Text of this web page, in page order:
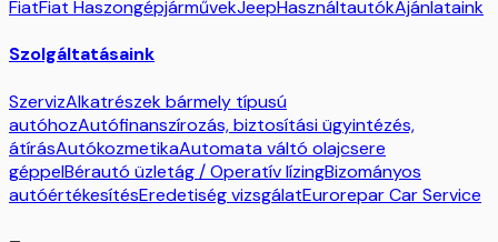
FiatFiat HaszongépjárművekJeepHasználtautókAjánlataink
Szolgáltatásaink
SzervizAlkatrészek bármely típusú
autóhozAutófinanszírozás, biztosítási ügyintézés,
átírásAutókozmetikaAutomata váltó olajcsere
géppelBérautó üzletág / Operatív lízingBizományos
autóértékesítésEredetiség vizsgálatEurorepar Car Service